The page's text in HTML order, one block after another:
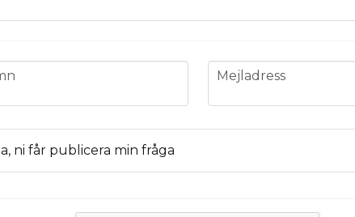
email
Mejladress
ni får publicera min fråga